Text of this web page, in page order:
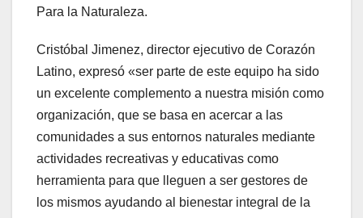
Para la Naturaleza.
Cristóbal Jimenez, director ejecutivo de Corazón
Latino, expresó «ser parte de este equipo ha sido
un excelente complemento a nuestra misión como
organización, que se basa en acercar a las
comunidades a sus entornos naturales mediante
actividades recreativas y educativas como
herramienta para que lleguen a ser gestores de
los mismos ayudando al bienestar integral de la